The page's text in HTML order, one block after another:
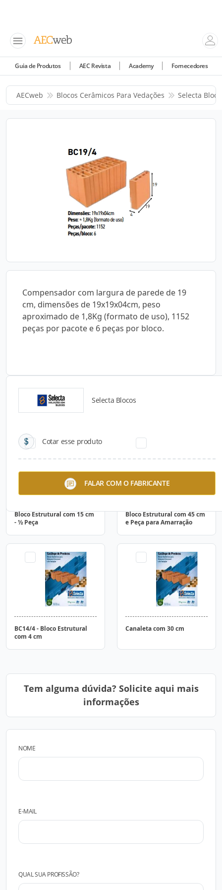
Guia de Produtos AEC Revista Academy Fornecedores
AECweb Blocos Cerâmicos Para Vedações Selecta
Compensador com largura de parede de 19
cm, dimensões de 19x19x04cm, peso
aproximado de 1,8Kg (formato de uso), 1152
peças por pacote e 6 peças por bloco.
Selecta Blocos
Cotar esse produto
FALAR COM O FABRICANTE
Catálogos para Download
Bloco Estrutural com 15 cm
- ½ Peça
Bloco Estrutural com 45 cm
e Peça para Amarração
BC14/4 - Bloco Estrutural
com 4 cm
Canaleta com 30 cm
Tem alguma dúvida? Solicite aqui mais
informações
NOME
E-MAIL
QUAL SUA PROFISSÃO?